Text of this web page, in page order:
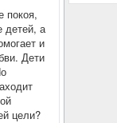
покоя,
детей, а
и
Дети
цели?